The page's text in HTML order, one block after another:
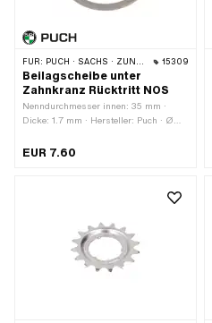
FÜR: PUCH · SACHS · ZÜNDAPP BELMONDO · CILO 15309
Beilagscheibe unter
Zahnkranz Rücktritt NOS
Nenndurchmesser innen: 35 mm ·
Dicke: 1.7 mm · Hersteller: Puch · Ø
Nenndurchmesser (Gewinde): 35 mm
EUR 7.60